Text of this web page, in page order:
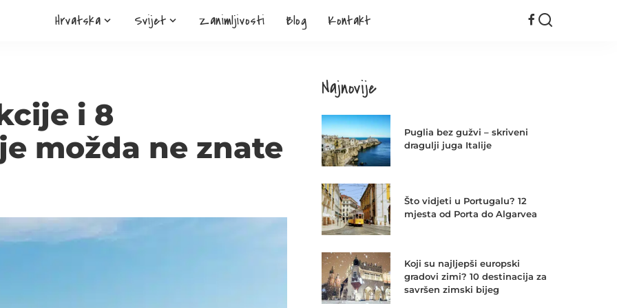
Hrvatska Svijet Zanimljivosti Blog Kontakt
i 8
možda ne znate
Najnovije
Puglia bez gužvi – skriveni
dragulji juga Italije
Što vidjeti u Portugalu? 12
mjesta od Porta do Algarvea
Koji su najljepši europski
gradovi zimi? 10 destinacija za
savršen zimski bijeg